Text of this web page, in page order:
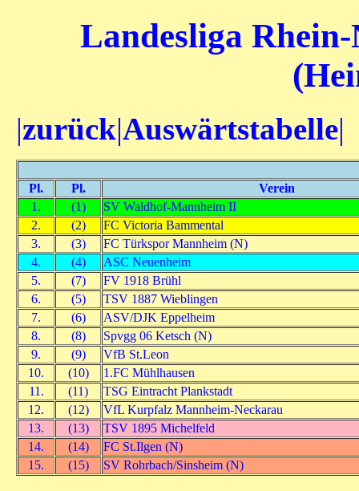
Landesliga Rhein-
|zurück|Auswärtstabelle|
Pl. Pl.
Verein
1.
(1)
SV Waldhof-Mannheim II
2.
(2)
FC Victoria Bammental
3.
(3)
FC Türkspor Mannheim (N)
4.
(4)
ASC Neuenheim
5.
(7)
FV 1918 Brühl
6.
(5)
TSV 1887 Wieblingen
7.
(6)
ASV/DJK Eppelheim
8.
(8)
Spvgg 06 Ketsch (N)
9.
(9)
VfB St.Leon
10.
(10)
1.FC Mühlhausen
11.
(11)
TSG Eintracht Plankstadt
12.
(12)
VfL Kurpfalz Mannheim-Neckarau
13.
(13)
TSV 1895 Michelfeld
14.
(14)
FC St.Ilgen (N)
15.
(15) SV Rohrbach/Sinsheim (N)